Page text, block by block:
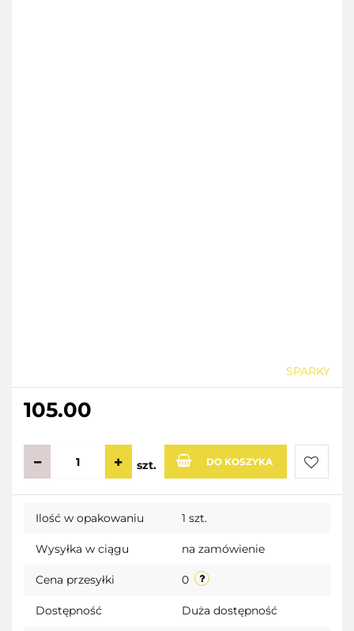
SPARKY
105.00
szt. DO KOSZYKA
Do
Ilość w opakowaniu 1 szt.
Wysyłka w ciągu na zamówienie
Cena przesyłki 0
Dostępność Duża dostępność